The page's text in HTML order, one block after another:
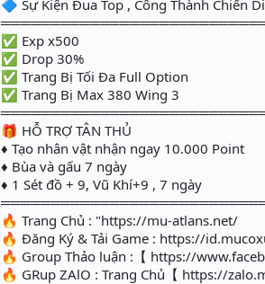
🔷 Sự Kiện Đua Top , Công Thành Chiến
✅ Exp x500
✅ Drop 30%
✅ Trang Bị Tối Đa Full Option
✅ Trang Bị Max 380 Wing 3
🎁 HỖ TRỢ TÂN THỦ
♦ Tạo nhân vật nhận ngay 10.000 Point
♦ Bùa và gấu 7 ngày
♦ 1 Sét đồ + 9, Vũ Khí+9 , 7 ngày
🔥 Trang Chủ : "https://mu-atlans.net/
🔥 Đăng Ký & Tải Game : https://
🔥 Group Thảo luận :【 https://
🔥 GRup ZAlO : Trang Chủ【 https://